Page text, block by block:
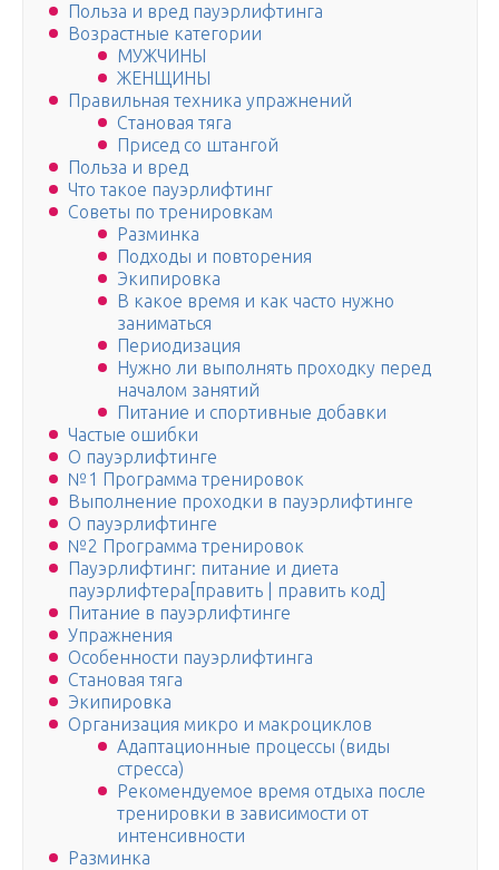
Польза и вред пауэрлифтинга
Возрастные категории
МУЖЧИНЫ
ЖЕНЩИНЫ
Правильная техника упражнений
Становая тяга
Присед со штангой
Польза и вред
Что такое пауэрлифтинг
Советы по тренировкам
Разминка
Подходы и повторения
Экипировка
В какое время и как часто нужно
заниматься
Периодизация
Нужно ли выполнять проходку перед
началом занятий
Питание и спортивные добавки
Частые ошибки
О пауэрлифтинге
№1 Программа тренировок
Выполнение проходки в пауэрлифтинге
О пауэрлифтинге
№2 Программа тренировок
Пауэрлифтинг: питание и диета
пауэрлифтера[править | править код]
Питание в пауэрлифтинге
Упражнения
Особенности пауэрлифтинга
Становая тяга
Экипировка
Организация микро и макроциклов
Адаптационные процессы (виды
стресса)
Рекомендуемое время отдыха после
тренировки в зависимости от
интенсивности
Разминка